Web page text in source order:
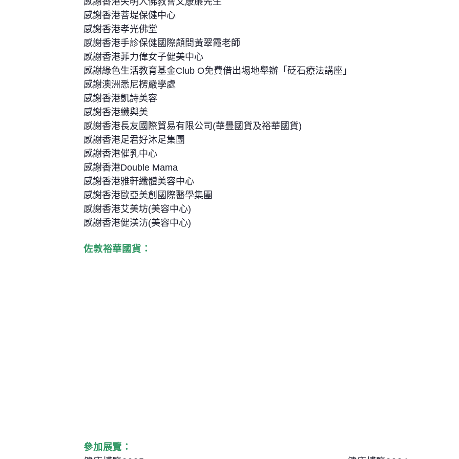
感謝香港菩堤保健中心
感謝香港孝光佛堂
感謝香港手診保健國際顧問黃翠霞老師
感謝香港菲力偉女子健美中心
感謝綠色生活教育基金Club O免費借出埸地舉辦「砭石療法講座」
感謝澳洲悉尼楞嚴學處
感謝香港凱詩美容
感謝香港纖與美
感謝香港長友國際貿易有限公司(華豐國貨及裕華國貨)
感謝香港足君好沐足集團
感謝香港催乳中心
感謝香港Double Mama
感謝香港雅軒纖體美容中心
感謝香港歐亞美創國際醫學集團
感謝香港艾美坊(美容中心)
感謝香港健渼汸(美容中心)
佐敦裕華國貨：
參加展覽：